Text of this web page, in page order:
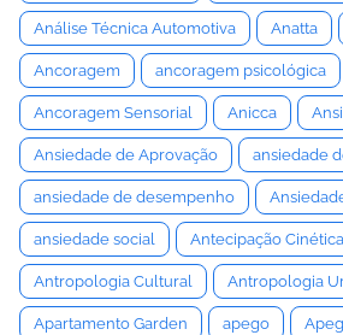
Análise Técnica Automotiva Anatta
Ancoragem ancoragem psicológica
Ancoragem Sensorial Anicca
Ansiedade de Aprovação ansiedade
ansiedade de desempenho
ansiedade social Antecipação Cinética
Antropologia Cultural Antropologia
Apartamento Garden apego